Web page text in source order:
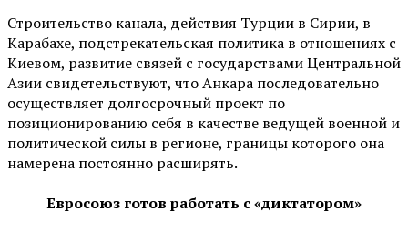
Строительство канала, действия Турции в Сирии, в
Карабахе, подстрекательская политика в отношениях с
Киевом, развитие связей с государствами Центральной
Азии свидетельствуют, что Анкара последовательно
осуществляет долгосрочный проект по
позиционированию себя в качестве ведущей военной и
политической силы в регионе, границы которого она
намерена постоянно расширять.
Евросоюз готов работать с «диктатором»